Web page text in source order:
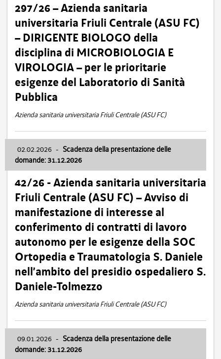
297/26 – Azienda sanitaria
universitaria Friuli Centrale (ASU FC)
– DIRIGENTE BIOLOGO della
disciplina di MICROBIOLOGIA E
VIROLOGIA – per le prioritarie
esigenze del Laboratorio di Sanità
Pubblica
Azienda sanitaria universitaria Friuli Centrale (ASU FC)
02.02.2026 - Scadenza della presentazione delle
domande: 31.12.2026
42/26 - Azienda sanitaria universitaria
Friuli Centrale (ASU FC) – Avviso di
manifestazione di interesse al
conferimento di contratti di lavoro
autonomo per le esigenze della SOC
Ortopedia e Traumatologia S. Daniele
nell’ambito del presidio ospedaliero S.
Daniele-Tolmezzo
Azienda sanitaria universitaria Friuli Centrale (ASU FC)
09.01.2026 - Scadenza della presentazione delle
domande: 31.12.2026